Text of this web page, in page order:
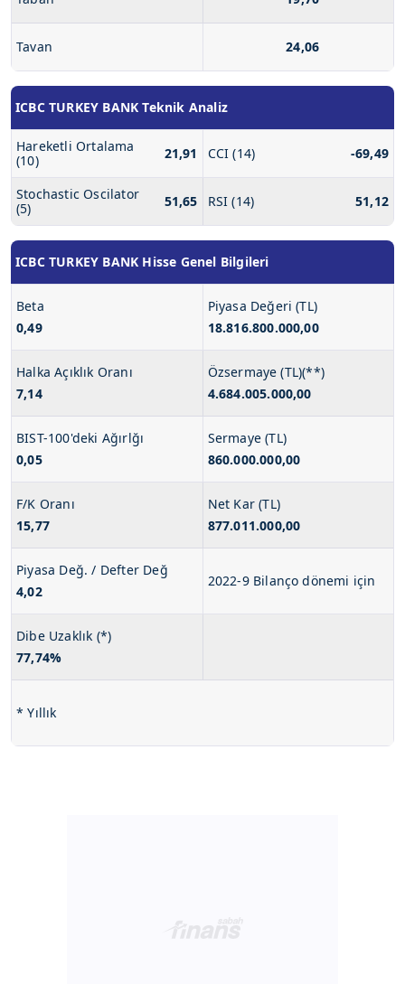
Tavan 24,06
ICBC TURKEY BANK Teknik Analiz
Hareketli Ortalama
(10)
21,91 CCI (14) -69,49
Stochastic Oscilator
(5)
51,65 RSI (14) 51,12
ICBC TURKEY BANK Hisse Genel Bilgileri
Beta
0,49
Piyasa Değeri (TL)
18.816.800.000,00
Halka Açıklık Oranı
7,14
Özsermaye (TL)(**)
4.684.005.000,00
BIST-100'deki Ağırlğı
0,05
Sermaye (TL)
860.000.000,00
F/K Oranı
15,77
Net Kar (TL)
877.011.000,00
Piyasa Değ. / Defter Değ
4,02
2022-9 Bilanço dönemi için
Dibe Uzaklık (*)
77,74%
* Yıllık